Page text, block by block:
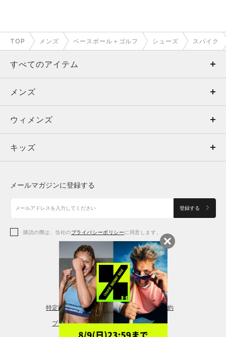
TOP メンズ ベースボール＋ゴルフ シューズ スパイク
すべてのアイテム
メンズ
ウィメンズ
キッズ
アクセサリー
メンズ
トップス
ボトムス
アクセサリー
ウィメンズ
トップス
シューズ
アクセサリー
レギンス＆タイツ
キッズ
シューズ
メールマガジンに登録する
登録する
購読の際は、当社のプライバシーポリシーに同意します。
特定商取引法に基づく通販の表記 会員規約
プライバシーポリシー